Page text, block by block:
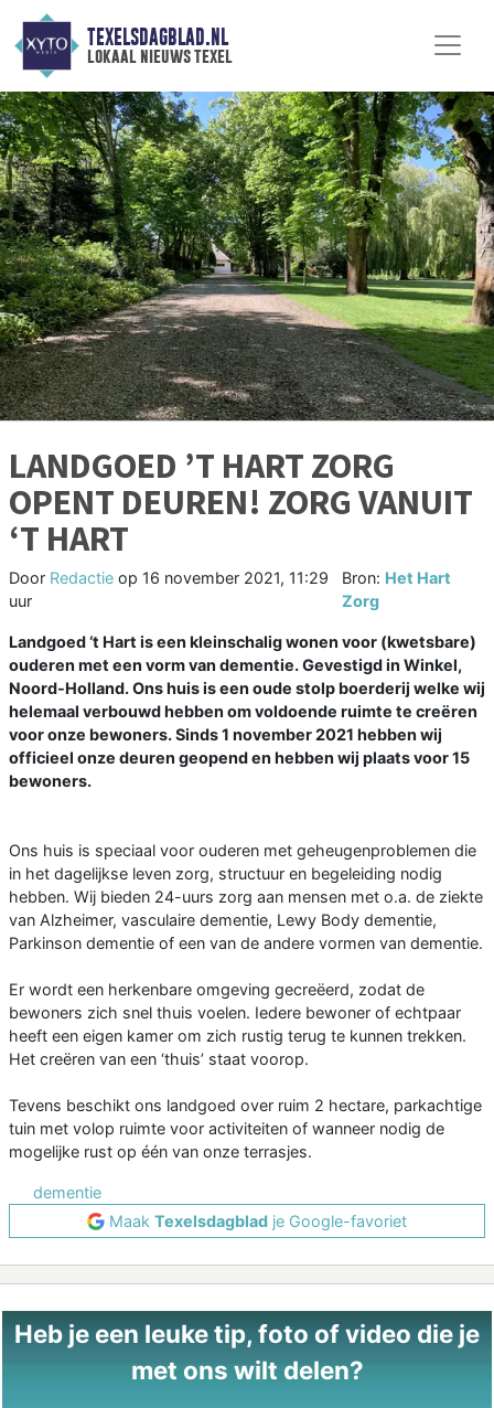
TEXELSDAGBLAD.NL
lokaal nieuws texel
LANDGOED ’T HART ZORG
OPENT DEUREN! ZORG VANUIT
‘T HART
Door Redactie op 16 november 2021, 11:29
uur
Bron: Het Hart
Zorg
Landgoed ‘t Hart is een kleinschalig wonen voor (kwetsbare)
ouderen met een vorm van dementie. Gevestigd in Winkel,
Noord-Holland. Ons huis is een oude stolp boerderij welke wij
helemaal verbouwd hebben om voldoende ruimte te creëren
voor onze bewoners. Sinds 1 november 2021 hebben wij
officieel onze deuren geopend en hebben wij plaats voor 15
bewoners.
Ons huis is speciaal voor ouderen met geheugenproblemen die
in het dagelijkse leven zorg, structuur en begeleiding nodig
hebben. Wij bieden 24-uurs zorg aan mensen met o.a. de ziekte
van Alzheimer, vasculaire dementie, Lewy Body dementie,
Parkinson dementie of een van de andere vormen van dementie.
Er wordt een herkenbare omgeving gecreëerd, zodat de
bewoners zich snel thuis voelen. Iedere bewoner of echtpaar
heeft een eigen kamer om zich rustig terug te kunnen trekken.
Het creëren van een ‘thuis’ staat voorop.
Tevens beschikt ons landgoed over ruim 2 hectare, parkachtige
tuin met volop ruimte voor activiteiten of wanneer nodig de
mogelijke rust op één van onze terrasjes.
dementie
Maak Texelsdagblad je Google-favoriet
Heb je een leuke tip, foto of video die je
met ons wilt delen?